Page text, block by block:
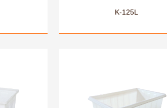
K-125L